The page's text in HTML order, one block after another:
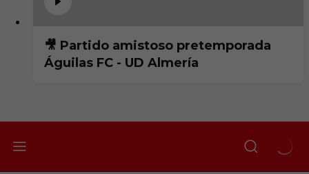
🎥 Partido amistoso pretemporada
Águilas FC - UD Almería